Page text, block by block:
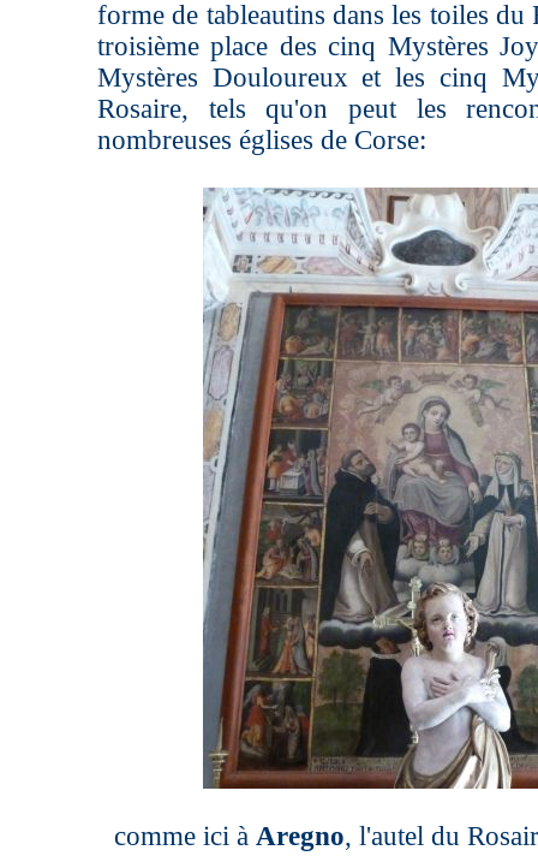
forme de tableautins dans les toiles du
troisième place des cinq Mystères
Mystères Douloureux et les cinq
Rosaire, tels qu'on peut les
nombreuses églises de Corse:
comme ici à Aregno, l'autel du